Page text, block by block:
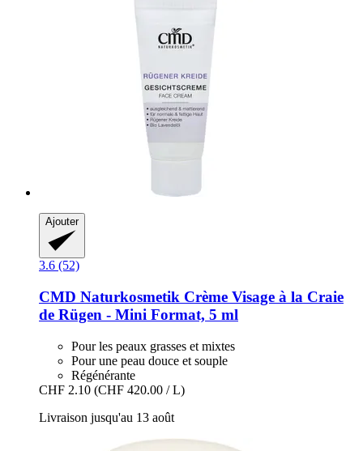
Ajouter
3.6 (52)
CMD Naturkosmetik Crème Visage à la Craie
de Rügen -​ Mini Format, 5 ml
Pour les peaux grasses et mixtes
Pour une peau douce et souple
Régénérante
CHF 2.10 (CHF 420.00 / L)
Livraison jusqu'au 13 août